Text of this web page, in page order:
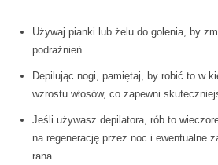
Używaj pianki lub żelu do golenia, by
podrażnień.
Depilując nogi, pamiętaj, by robić to w
wzrostu włosów, co zapewni
Jeśli używasz depilatora, rób to
na regenerację przez noc i ewentualne
rana.